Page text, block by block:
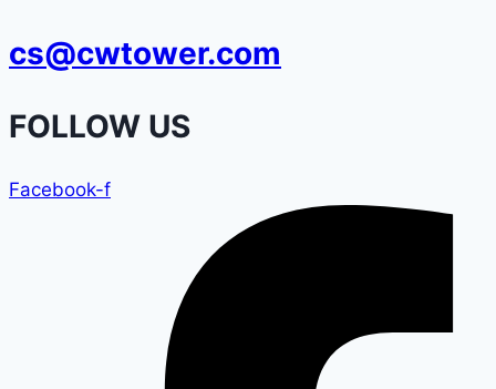
cs@cwtower.com
FOLLOW US
Facebook-f